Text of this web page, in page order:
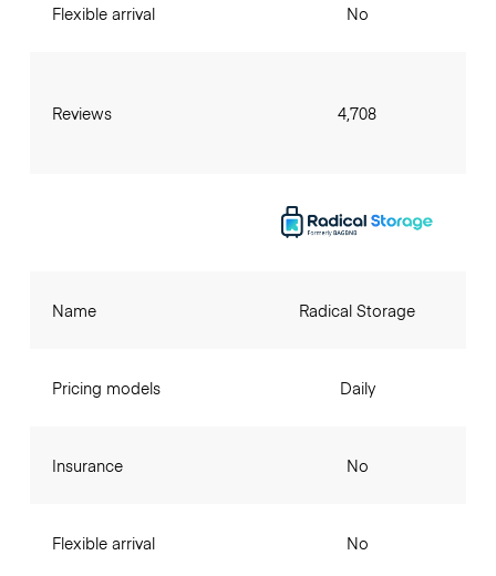
Flexible arrival
Reviews
No
4,708
Name
Pricing models
Insurance
Flexible arrival
Radical Storage
Daily
No
No